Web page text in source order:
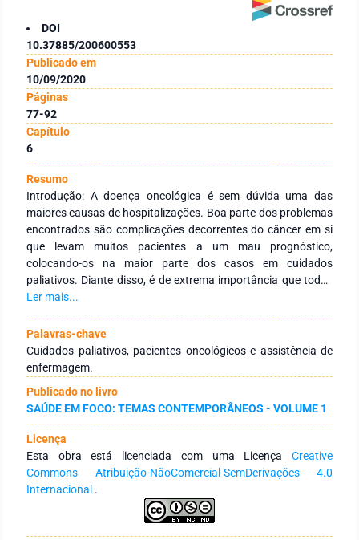
DOI
10.37885/200600553
Publicado em
10/09/2020
Páginas
77-92
Capítulo
6
Resumo
Introdução: A doença oncológica é sem dúvida uma das
maiores causas de hospitalizações. Boa parte dos problemas
encontrados são complicações decorrentes do câncer em si
que levam muitos pacientes a um mau prognóstico,
colocando-os na maior parte dos casos em cuidados
paliativos. Diante disso, é de extrema importância que todos
os profissionais envolvidos no cuidado ao paciente estejam
estes pacientes com câncer sem possiblidade de cura, pois
são inúmeras as suas necessidades. Este estudo tem como
finalidade analisar a importância da atuação do enfermeiro
na qualidade vida dos pacientes oncológicos em cuidados
paliativos. Tendo como base os significados já encontrados
na literatura que descreve a importância da assistência de
enfermagem aos pacientes em cuidados paliativos. Objetivos:
Compreender como a assistência do enfermeiro contribui
para melhorar a qualidade de vida dos pacientes oncológicos
em cuidados paliativos. Metodologia: A metodologia utilizada
tem natureza bibliográfica, sendo a técnica de coleta de
dados feita através de pesquisas em sites do google, scielo,
Ler mais...
Palavras-chave
Cuidados paliativos, pacientes oncológicos e assistência de
enfermagem.
Publicado no livro
SAÚDE EM FOCO: TEMAS CONTEMPORÂNEOS - VOLUME 1
Licença
Esta obra está licenciada com uma Licença Creative
Commons Atribuição-NãoComercial-SemDerivações 4.0
Internacional .